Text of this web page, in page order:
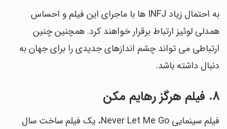
به احتمال زیاد INFJ ها با ماجرای این فیلم و احساس
همدلی لوئیز ارتباط برقرار خواهند کرد. همچنین چنین
ارتباطی می تواند چشم اندازهای جدیدی را برای جهان به
دنبال داشته باشد.
8. فیلم هرگز رهایم مکن
فیلم سینمایی Never Let Me Go، یک فیلم ساخت سال